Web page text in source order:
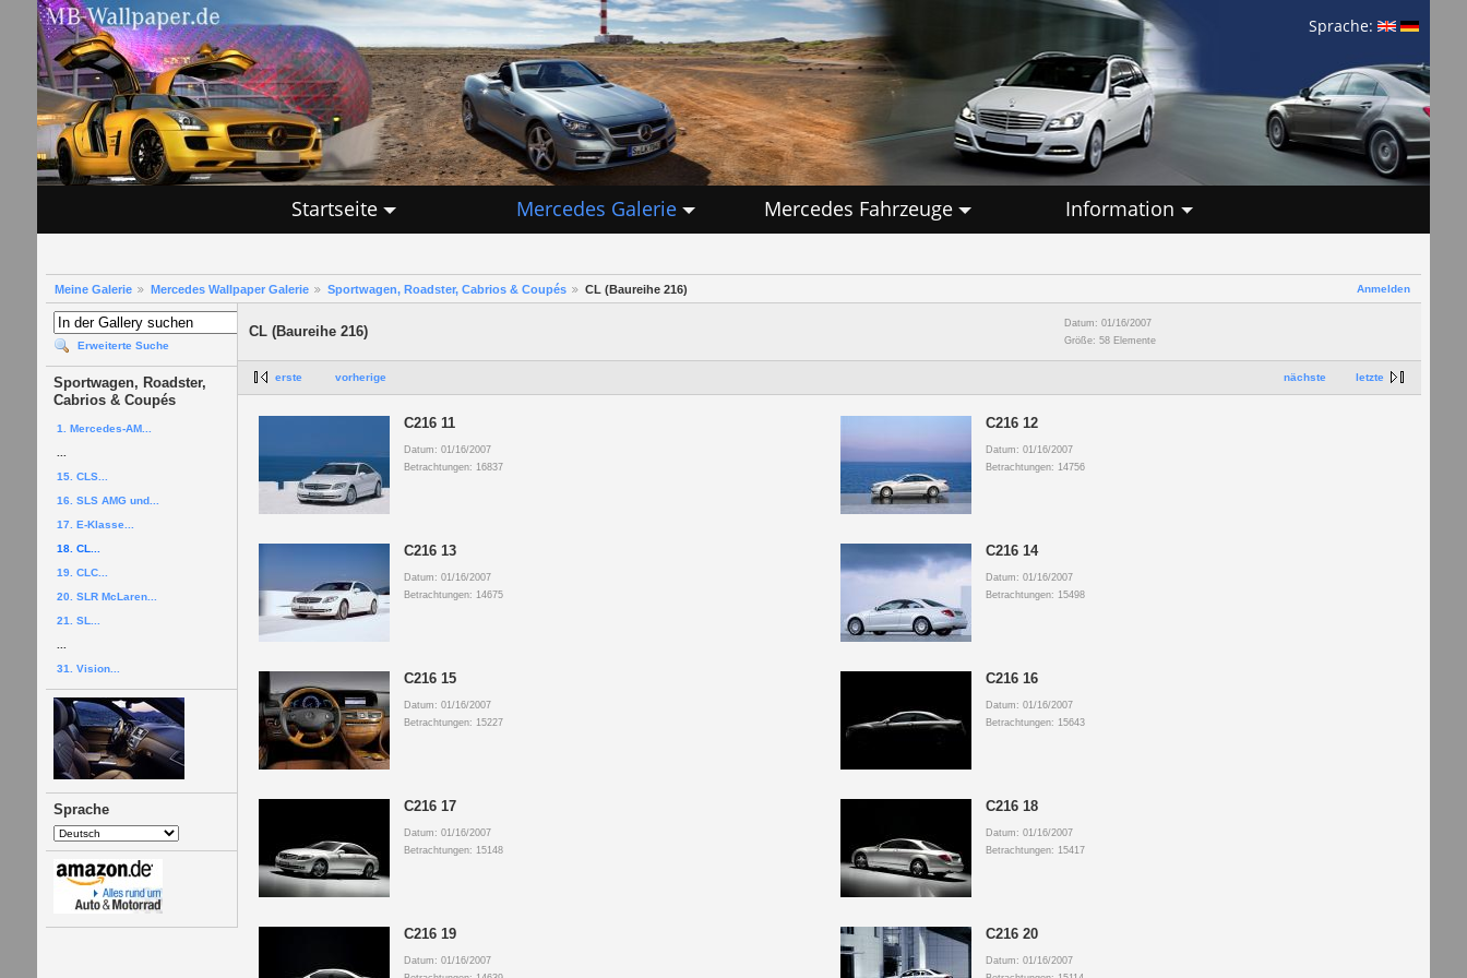
Sprache:
Startseite Mercedes Galerie Mercedes Fahrzeuge Information
Anmelden
Meine Galerie Mercedes Wallpaper Galerie Sportwagen, Roadster, Cabrios & Coupés CL (Baureihe 216)
Erweiterte Suche
Sportwagen, Roadster,
Cabrios & Coupés
1. Mercedes-AM...
15. CLS...
16. SLS AMG und...
17. E-Klasse...
18. CL...
19. CLC...
20. SLR McLaren...
21. SL...
31. Vision...
Sprache
CL (Baureihe 216)
Datum: 01/16/2007
Größe: 58 Elemente
nächste letzte
erste vorherige
C216 11
Datum: 01/16/2007
Betrachtungen: 16837
C216 12
Datum: 01/16/2007
Betrachtungen: 14756
C216 13
Datum: 01/16/2007
Betrachtungen: 14675
C216 14
Datum: 01/16/2007
Betrachtungen: 15498
C216 15
Datum: 01/16/2007
Betrachtungen: 15227
C216 16
Datum: 01/16/2007
Betrachtungen: 15643
C216 17
Datum: 01/16/2007
Betrachtungen: 15148
C216 18
Datum: 01/16/2007
Betrachtungen: 15417
C216 19
Datum: 01/16/2007
C216 20
Datum: 01/16/2007